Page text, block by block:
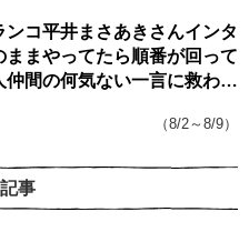
ンコ平井まさあきさんインタ
ままやってたら順番が回って
仲間の何気ない一言に救われ
（8/2～8/9）
事